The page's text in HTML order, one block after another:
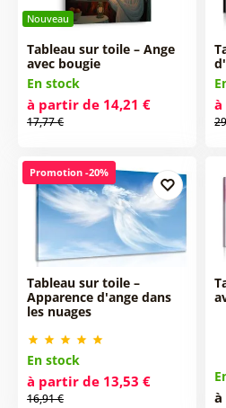
Nouveau
Tableau sur toile – Ange
avec bougie
En stock
à partir de 14,21 €
17,77 €
à
Promotion -20%
Tableau sur toile –
Apparence d'ange dans
les nuages
En stock
à partir de 13,53 €
16,91 € à